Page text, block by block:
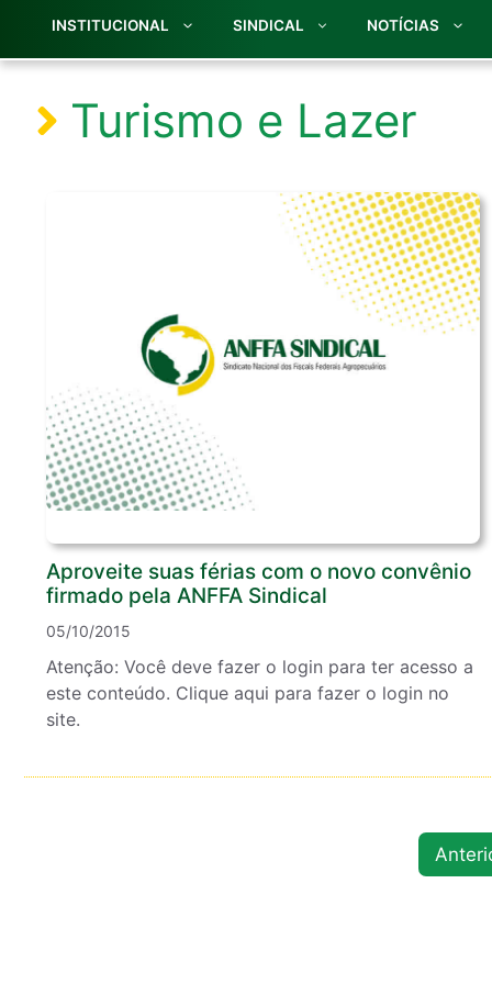
INSTITUCIONAL SINDICAL NOTÍCIAS
Turismo e Lazer
Aproveite suas férias com o novo convênio
firmado pela ANFFA Sindical
05/10/2015
Atenção: Você deve fazer o login para ter acesso a
este conteúdo. Clique aqui para fazer o login no
site.